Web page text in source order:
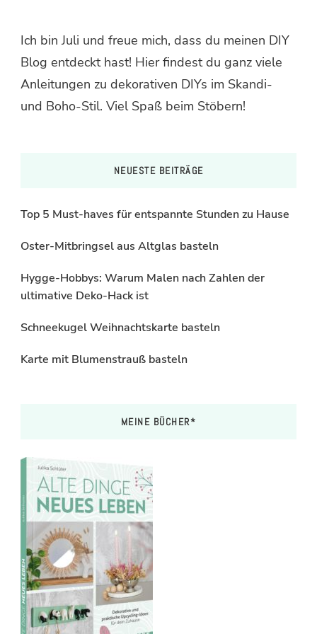
Ich bin Juli und freue mich, dass du meinen DIY
Blog entdeckt hast! Hier findest du ganz viele
Anleitungen zu dekorativen DIYs im Skandi-
und Boho-Stil. Viel Spaß beim Stöbern!
NEUESTE BEITRÄGE
Top 5 Must-haves für entspannte Stunden zu Hause
Oster-Mitbringsel aus Altglas basteln
Hygge-Hobbys: Warum Malen nach Zahlen der
ultimative Deko-Hack ist
Schneekugel Weihnachtskarte basteln
Karte mit Blumenstrauß basteln
MEINE BÜCHER*